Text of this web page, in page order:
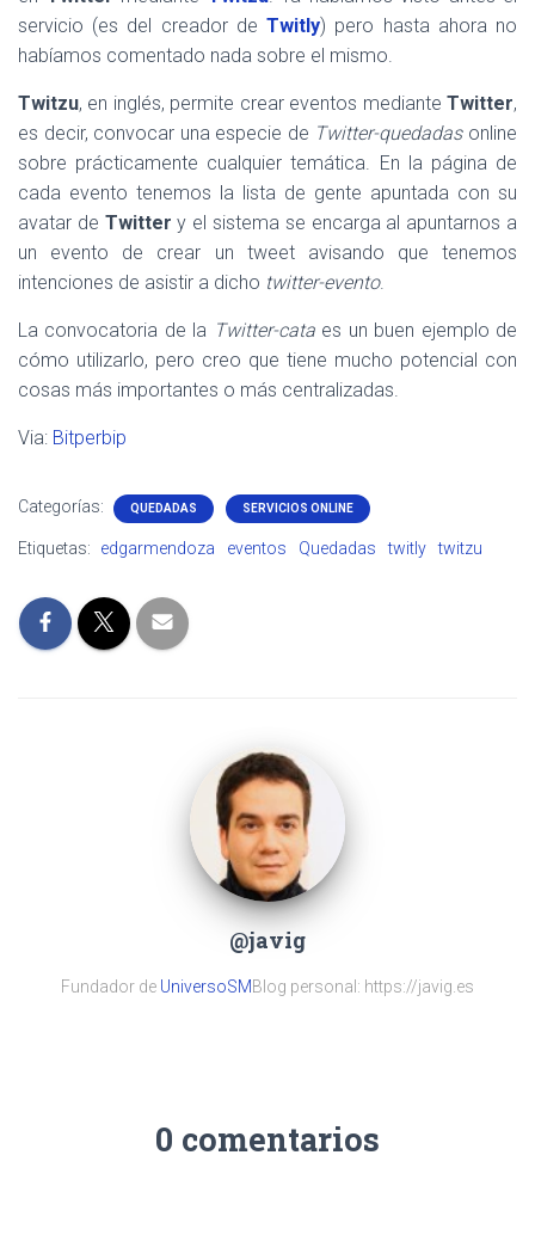
servicio (es del creador deTwitly) pero hasta ahora no
habíamos comentado nada sobre el mismo.
Twitzu, en inglés, permite crear eventos mediante Twitter,
es decir, convocar una especie de Twitter-quedadasonline
sobre prácticamente cualquier temática. En la página de
cada evento tenemos la lista de gente apuntada con su
avatar de Twitter y el sistema se encarga al apuntarnos a
un evento de crear un tweet avisando que tenemos
intenciones de asistir a dicho twitter-evento.
La convocatoria de la Twitter-cataes un buen ejemplo de
cómo utilizarlo, pero creo que tiene mucho potencial con
cosas más importantes o más centralizadas.
Via: Bitperbip
Categorías: QUEDADAS SERVICIOS ONLINE
Etiquetas: edgarmendoza eventos Quedadas twitly twitzu
@javig
Fundador de UniversoSMBlog personal: https://javig.es
0 comentarios